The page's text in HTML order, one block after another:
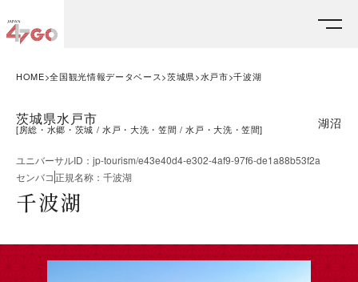
HOME 全国観光情報データベース 茨城県 水戸市 千波湖
茨城県水戸市
[房総・水郷・茨城 水戸・大洗・笠間 水戸・大洗・笠間] 湖沼
ユニバーサルID ： jp-tourism/e43e40d4-e302-4af9-97f6-de1a88b53f2a
センバコ正規名称 ： 千波湖
千波湖